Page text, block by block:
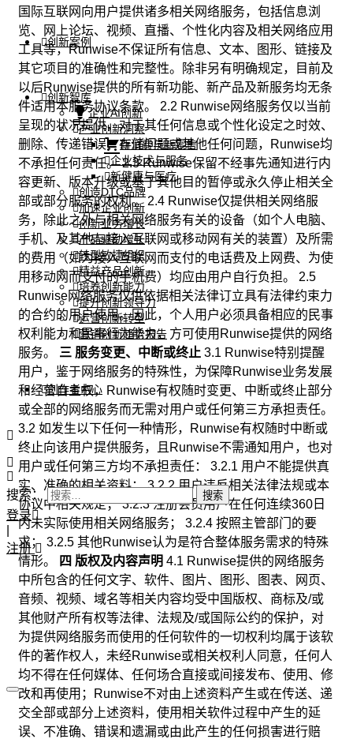
创新案例
创新智库
企业AI创新
产业创新洞察
新消费与新零售
企业技术与服务
新健康与医疗
创造DTC品牌
加速企业创新
创新业务增长
产品驱动增长
转型敏捷组织
精益产品创新
培养创新能力
提升创新领导力
运营创新转型
营销创新趋势报告
创作者中心
搜索：
登录
注册
国际互联网向用户提供诸多相关网络服务，包括信息浏
览、网上论坛、视频、直播、个性化内容及相关网络应用
工具等，Runwise不保证所有信息、文本、图形、链接及
其它项目的准确性和完整性。除非另有明确规定，目前及
以后Runwise提供的所有新功能、新产品及新服务均无条
件适用本服务协议条款。 2.2 Runwise网络服务仅以当前
呈现的状况提供，对于其任何信息或个性化设定之时效、
删除、传递错误、存储问题或其他任何问题，Runwise均
不承担任何责任。 2.3 Runwise保留不经事先通知进行内
容更新、版本升级或基于其他目的暂停或永久停止相关全
部或部分服务的权利。 2.4 Runwise仅提供相关网络服
务，除此之外与相关网络服务有关的设备（如个人电脑、
手机、及其他与接入互联网或移动网有关的装置）及所需
的费用（如为接入互联网而支付的电话费及上网费、为使
用移动网而支付的手机费）均应由用户自行负担。 2.5
Runwise网络服务仅供依据相关法律订立具有法律约束力
的合约的用户使用。因此，个人用户必须具备相应的民事
权利能力和民事行为能力，方可使用Runwise提供的网络
服务。 三 服务变更、中断或终止 3.1 Runwise特别提醒
用户，鉴于网络服务的特殊性，为保障Runwise业务发展
和经营自主权，Runwise有权随时变更、中断或终止部分
或全部的网络服务而无需对用户或任何第三方承担责任。
3.2 如发生以下任何一种情形，Runwise有权随时中断或
终止向该用户提供服务，且Runwise不需通知用户，也对
用户或任何第三方均不承担责任： 3.2.1 用户不能提供真
实、准确的相关资料； 3.2.2 用户违反相关法律法规或本
协议中相关规定； 3.2.3 注册会员用户在任何连续360日
内未实际使用相关网络服务； 3.2.4 按照主管部门的要
求； 3.2.5 其他Runwise认为是符合整体服务需求的特殊
情形。
四 版权及内容声明 4.1 Runwise提供的网络服务
中所包含的任何文字、软件、图片、图形、图表、网页、
音频、视频、域名等相关内容均受中国版权、商标及/或
其他财产所有权等法律、法规及/或国际公约的保护，对
为提供网络服务而使用的任何软件的一切权利均属于该软
件的著作权人，未经Runwise或相关权利人同意，任何人
均不得在任何媒体、任何场合直接或间接发布、使用、修
改和再使用；Runwise不对由上述资料产生或在传送、递
交全部或部分上述资料，使用相关软件过程中产生的延
误、不准确、错误和遗漏或由此产生的任何损害进行赔